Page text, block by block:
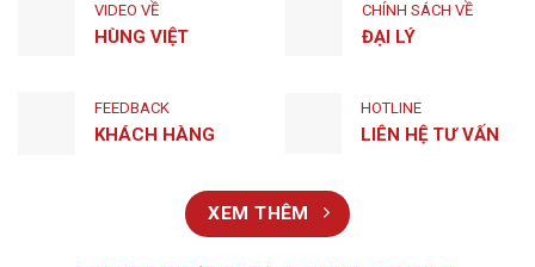
VIDEO VỀ
HÙNG VIỆT
CHÍNH SÁCH VỀ
ĐẠI LÝ
FEEDBACK
KHÁCH HÀNG
HOTLINE
LIÊN HỆ TƯ VẤN
XEM THÊM